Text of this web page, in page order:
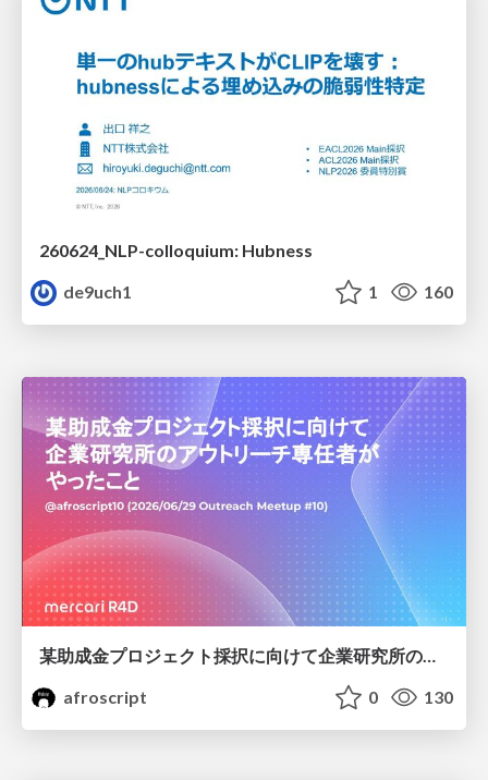
260624_NLP-colloquium: Hubness
de9uch1
1 160
某助成金プロジェクト採択に向けて企業研究所のアウトリーチ専任者がやったこと
afroscript
0 130